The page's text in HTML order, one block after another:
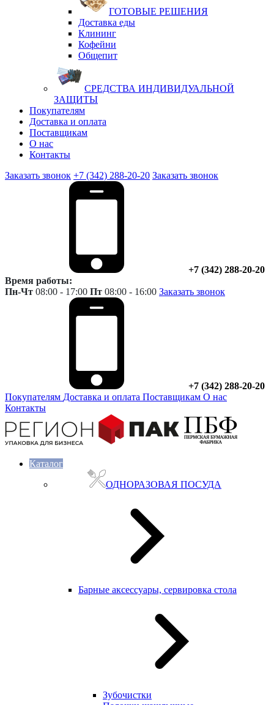
ГОТОВЫЕ РЕШЕНИЯ
Доставка еды
Клининг
Кофейни
Общепит
СРЕДСТВА ИНДИВИДУАЛЬНОЙ
ЗАЩИТЫ
Покупателям
Доставка и оплата
Поставщикам
О нас
Контакты
Заказать звонок +7 (342) 288-20-20 Заказать звонок
+7 (342) 288-20-20
Время работы:
Пн-Чт 08:00 - 17:00 Пт 08:00 - 16:00 Заказать звонок
+7 (342) 288-20-20
Покупателям Доставка и оплата Поставщикам О нас
Контакты
Каталог
ОДНОРАЗОВАЯ ПОСУДА
Барные аксессуары, сервировка стола
Зубочистки